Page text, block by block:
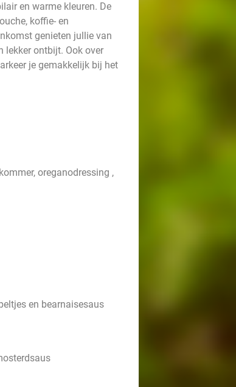
en warme kleuren. De
koffie- en
genieten jullie van
lekker ontbijt. Ook over
je gemakkelijk bij het
oreganodressing ,
en bearnaisesaus